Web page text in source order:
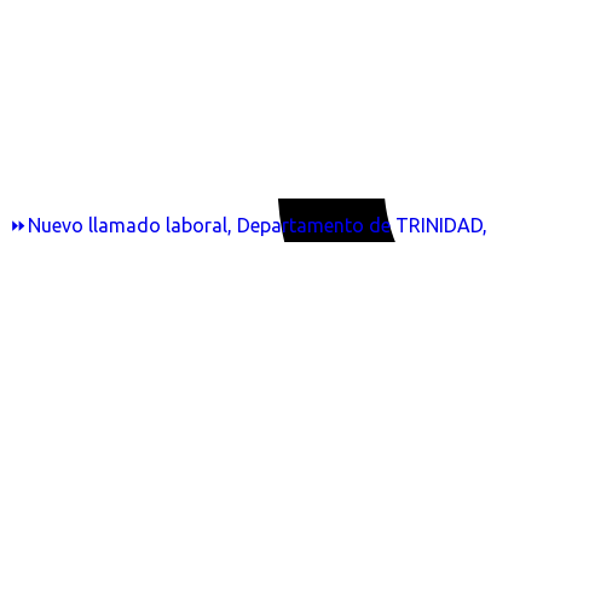
⏩Nuevo llamado laboral, Departamento de TRINIDAD,